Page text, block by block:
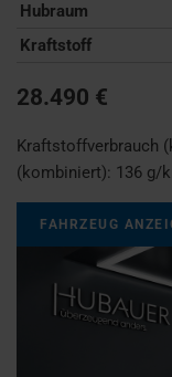
Hubraum
Kraftstoff
28.490 €
Kraftstoffverbrauch
(kombiniert): 136 g/
FAHRZEUG